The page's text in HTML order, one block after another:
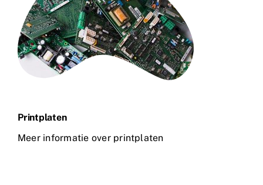
Printplaten
Meer informatie over printplaten